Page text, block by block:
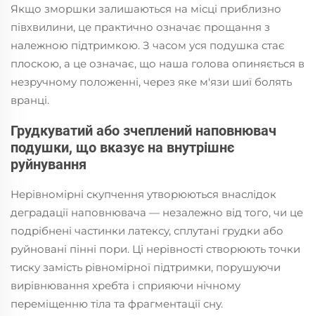
Якщо зморшки залишаються на місці приблизно
півхвилини, це практично означає прощання з
належною підтримкою. З часом уся подушка стає
плоскою, а це означає, що наша голова опиняється в
незручному положенні, через яке м'язи шиї болять
вранці.
Грудкуватий або зчеплений наповнювач
подушки, що вказує на внутрішнє
руйнування
Нерівномірні скупчення утворюються внаслідок
деградації наповнювача — незалежно від того, чи це
подрібнені частинки латексу, сплутані грудки або
руйновані пінні пори. Ці нерівності створюють точки
тиску замість рівномірної підтримки, порушуючи
вирівнювання хребта і сприяючи нічному
переміщенню тіла та фрагментації сну.